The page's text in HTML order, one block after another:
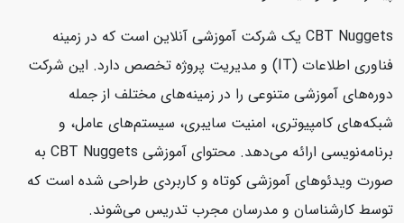
CBT Nuggets یک شرکت آموزشی آنلاین است که در زمینه
فناوری اطلاعات (IT) و مدیریت پروژه تخصص دارد. این شرکت
دوره‌های آموزشی متنوعی را در زمینه‌های مختلف از جمله
شبکه‌های کامپیوتری، امنیت سایبری، سیستم‌های عامل، و
برنامه‌نویسی ارائه می‌دهد. محتوای آموزشی CBT Nuggets به
صورت ویدئوهای آموزشی کوتاه و کاربردی طراحی شده است که
توسط کارشناسان و مدرسان مجرب تدریس می‌شوند.